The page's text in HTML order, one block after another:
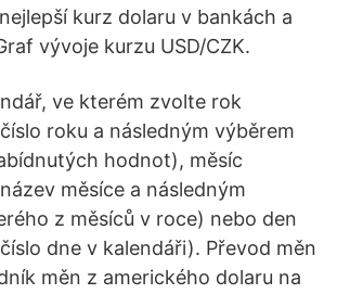
kurz dolaru v bankách a
vývoje kurzu USD/CZK.
ve kterém zvolte rok
roku a následným výběrem
hodnot), měsíc
měsíce a následným
z měsíců v roce) nebo den
dne v kalendáři). Převod měn
měn z amerického dolaru na